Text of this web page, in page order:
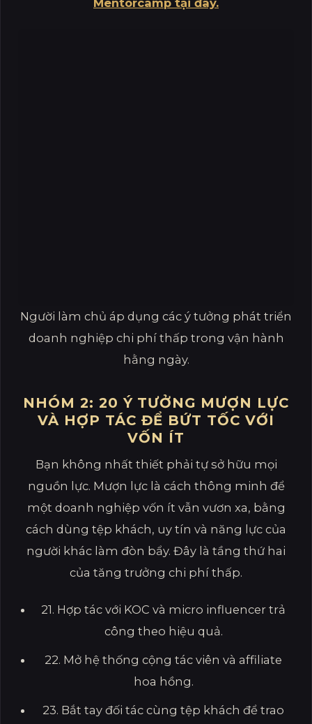
Người làm chủ áp dụng các ý tưởng phát triển
doanh nghiệp chi phí thấp trong vận hành
hằng ngày.
NHÓM 2: 20 Ý TƯỞNG MƯỢN LỰC
VÀ HỢP TÁC ĐỂ BỨT TỐC VỚI
VỐN ÍT
Bạn không nhất thiết phải tự sở hữu mọi
nguồn lực. Mượn lực là cách thông minh để
một doanh nghiệp vốn ít vẫn vươn xa, bằng
cách dùng tệp khách, uy tín và năng lực của
người khác làm đòn bẩy. Đây là tầng thứ hai
của tăng trưởng chi phí thấp.
21. Hợp tác với KOC và micro influencer trả
công theo hiệu quả.
22. Mở hệ thống cộng tác viên và affiliate
hoa hồng.
23. Bắt tay đối tác cùng tệp khách để trao